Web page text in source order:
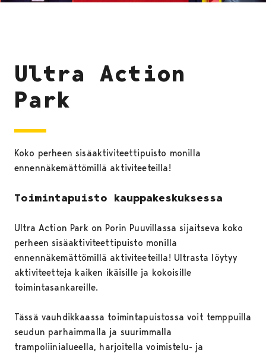
Ultra Action
Park
Koko perheen sisäaktiviteettipuisto monilla
ennennäkemättömillä aktiviteeteilla!
Toimintapuisto kauppakeskuksessa
Ultra Action Park on Porin Puuvillassa sijaitseva koko
perheen sisäaktiviteettipuisto monilla
ennennäkemättömillä aktiviteeteilla! Ultrasta löytyy
aktiviteetteja kaiken ikäisille ja kokoisille
toimintasankareille.
Tässä vauhdikkaassa toimintapuistossa voit temppuilla
seudun parhaimmalla ja suurimmalla
trampoliinialueella, harjoitella voimistelu- ja